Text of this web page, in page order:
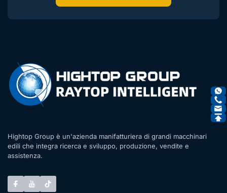
Hightop Group è un'azienda manifatturiera di grandi macchinari
edili che integra ricerca e sviluppo, produzione, vendite e
assistenza.